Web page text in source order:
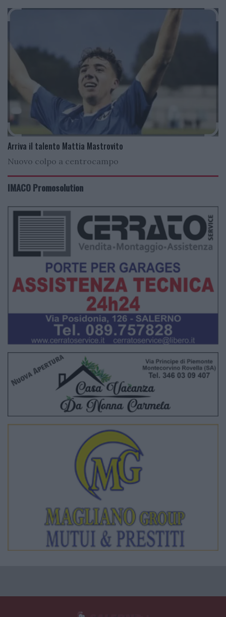
Arriva il talento Mattia Mastrovito
Nuovo colpo a centrocampo
IMACO Promosolution